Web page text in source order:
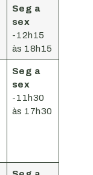
Seg a
sex
-12h15
às 18h15
Seg a
sex
-11h30
às 17h30